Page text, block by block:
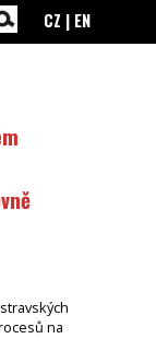
CZ | EN
na